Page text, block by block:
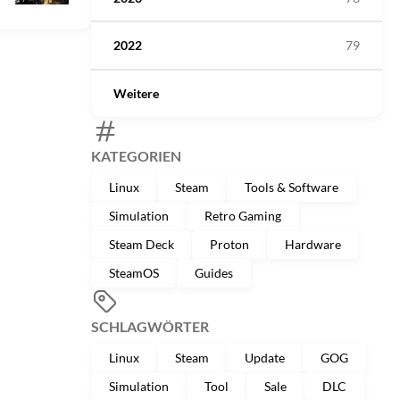
2022 79
Weitere
KATEGORIEN
Linux Steam
Tools & Software
Simulation
Retro Gaming
Steam Deck
Proton
Hardware
SteamOS
Guides
SCHLAGWÖRTER
Linux Steam Update
GOG
Simulation
Tool Sale DLC